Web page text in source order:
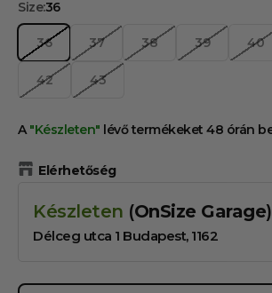
Size:36
36 37 38 39 40
42 43
A"Készleten" lévő termékeket 48 órán
Elérhetőség
Készleten (OnSize Garage)
Délceg utca 1 Budapest, 1162
Use the Previous and Next buttons to navigate